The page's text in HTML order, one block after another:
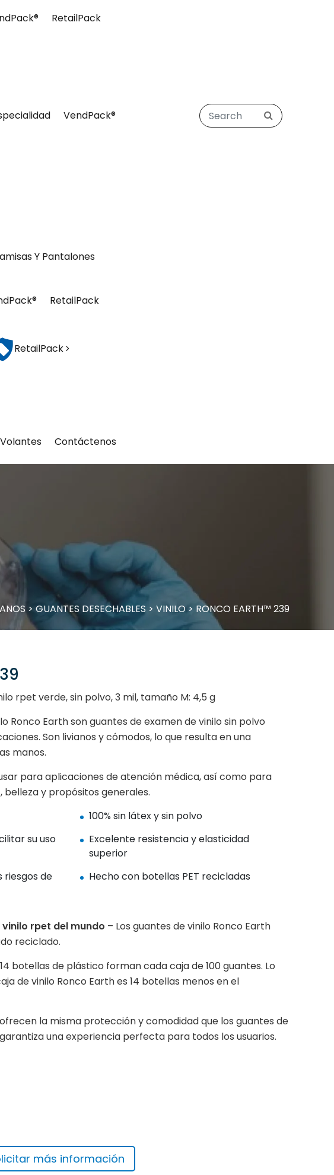
RetailPack
VendPack®
Y Pantalones
RetailPack
RetailPack
Volantes Contáctenos
> GUANTES DESECHABLES > VINILO> RONCO EARTH™ 239
rpet verde, sin polvo, 3 mil, tamaño M: 4,5 g
Ronco Earth son guantes de examen de vinilo sin polvo
Son livianos y cómodos, lo que resulta en una
manos.
para aplicaciones de atención médica, así como para
y propósitos generales.
100% sin látex y sin polvo
su uso
Excelente resistencia y elasticidad
superior
riesgos de
Hecho con botellas PET recicladas
rpet del mundo – Los guantes de vinilo Ronco Earth
reciclado.
botellas de plástico forman cada caja de 100 guantes. Lo
de vinilo Ronco Earth es 14 botellas menos en el
la misma protección y comodidad que los guantes de
una experiencia perfecta para todos los usuarios.
más información